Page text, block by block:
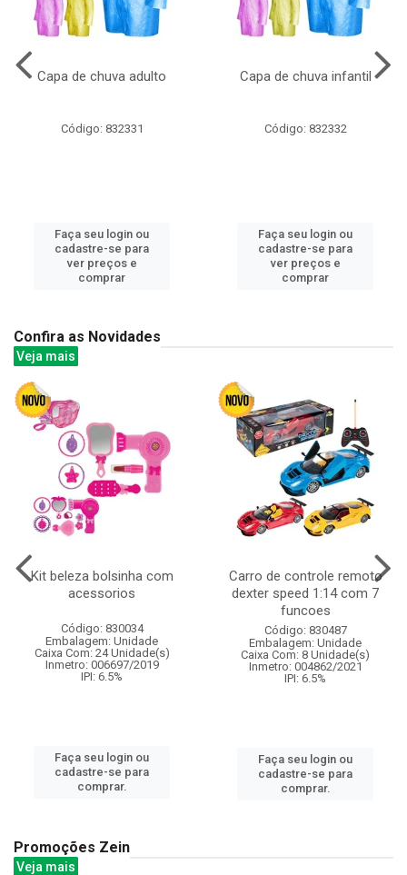
Capa de chuva adulto
Código: 832331
Faça seu login ou
cadastre-se para
ver preços e
comprar
Capa de chuva infantil
Código: 832332
Faça seu login ou
cadastre-se para
ver preços e
comprar
Confira as Novidades
Veja mais
Kit beleza bolsinha com
acessorios
Código: 830034
Embalagem: Unidade
Caixa Com: 24 Unidade(s)
Inmetro: 006697/2019
IPI: 6.5%
Faça seu login ou
cadastre-se para
comprar.
Carro de controle remoto
dexter speed 1:14 com 7
funcoes
Código: 830487
Embalagem: Unidade
Caixa Com: 8 Unidade(s)
Inmetro: 004862/2021
IPI: 6.5%
Faça seu login ou
cadastre-se para
comprar.
Promoções Zein
Veja mais